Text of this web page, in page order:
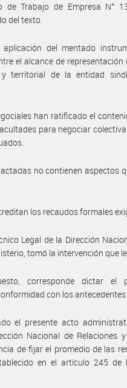
de Trabajo de Empresa N°
del texto.
del mentado
el alcance de
territorial de la entidad
han ratificado el
para negociar
no contienen aspectos
los recaudos formales
Legal de la Dirección
tomó la intervención que
corresponde dictar el
con los
el presente acto
Nacional de Relaciones
de fijar el promedio de las
en el artículo 245